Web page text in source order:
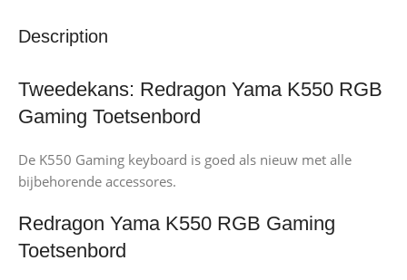
Description
Tweedekans: Redragon Yama K550 RGB
Gaming Toetsenbord
De K550 Gaming keyboard is goed als nieuw met alle
bijbehorende accessores.
Redragon Yama K550 RGB Gaming
Toetsenbord